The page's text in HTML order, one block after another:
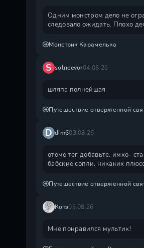
Одним монстром дело не
следовало ожидать. Плохо
Монстрик Карамелька
S solncevor04.08.26
шляпа полнейшая
Путешествие отверженной
D dim603.08.26
отоме тег добавьте. имхо- стандартные
бабские сопли. никаких
Путешествие отверженной
Котэ03.08.26
Мне понравился мультик!